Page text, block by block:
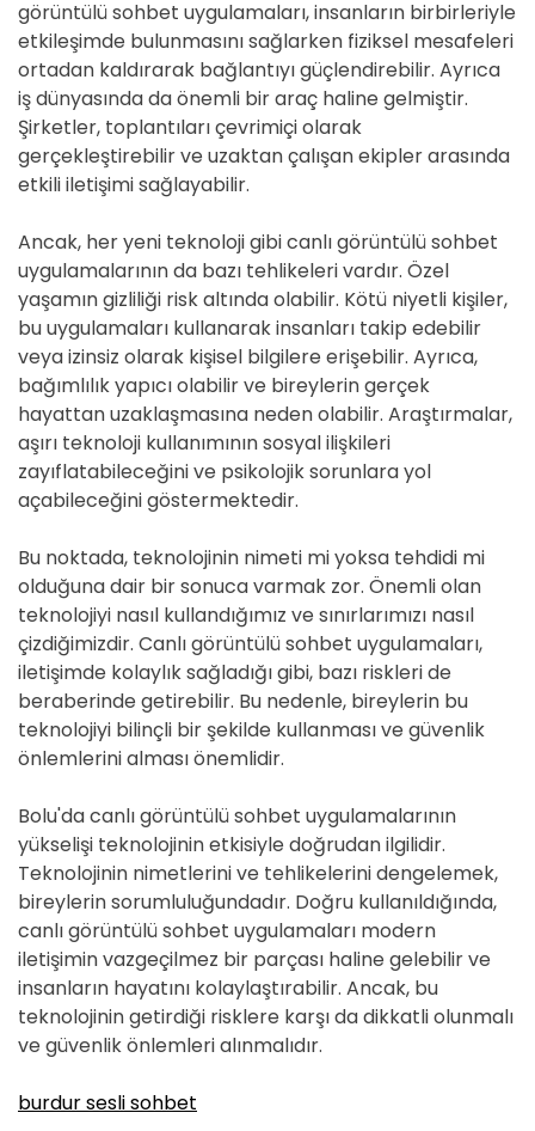
görüntülü sohbet uygulamaları, insanların birbirleriyle
etkileşimde bulunmasını sağlarken fiziksel mesafeleri
ortadan kaldırarak bağlantıyı güçlendirebilir. Ayrıca
iş dünyasında da önemli bir araç haline gelmiştir.
Şirketler, toplantıları çevrimiçi olarak
gerçekleştirebilir ve uzaktan çalışan ekipler arasında
etkili iletişimi sağlayabilir.
Ancak, her yeni teknoloji gibi canlı görüntülü sohbet
uygulamalarının da bazı tehlikeleri vardır. Özel
yaşamın gizliliği risk altında olabilir. Kötü niyetli kişiler,
bu uygulamaları kullanarak insanları takip edebilir
veya izinsiz olarak kişisel bilgilere erişebilir. Ayrıca,
bağımlılık yapıcı olabilir ve bireylerin gerçek
hayattan uzaklaşmasına neden olabilir. Araştırmalar,
aşırı teknoloji kullanımının sosyal ilişkileri
zayıflatabileceğini ve psikolojik sorunlara yol
açabileceğini göstermektedir.
Bu noktada, teknolojinin nimeti mi yoksa tehdidi mi
olduğuna dair bir sonuca varmak zor. Önemli olan
teknolojiyi nasıl kullandığımız ve sınırlarımızı nasıl
çizdiğimizdir. Canlı görüntülü sohbet uygulamaları,
iletişimde kolaylık sağladığı gibi, bazı riskleri de
beraberinde getirebilir. Bu nedenle, bireylerin bu
teknolojiyi bilinçli bir şekilde kullanması ve güvenlik
önlemlerini alması önemlidir.
Bolu'da canlı görüntülü sohbet uygulamalarının
yükselişi teknolojinin etkisiyle doğrudan ilgilidir.
Teknolojinin nimetlerini ve tehlikelerini dengelemek,
bireylerin sorumluluğundadır. Doğru kullanıldığında,
canlı görüntülü sohbet uygulamaları modern
iletişimin vazgeçilmez bir parçası haline gelebilir ve
insanların hayatını kolaylaştırabilir. Ancak, bu
teknolojinin getirdiği risklere karşı da dikkatli olunmalı
ve güvenlik önlemleri alınmalıdır.
burdur sesli sohbet